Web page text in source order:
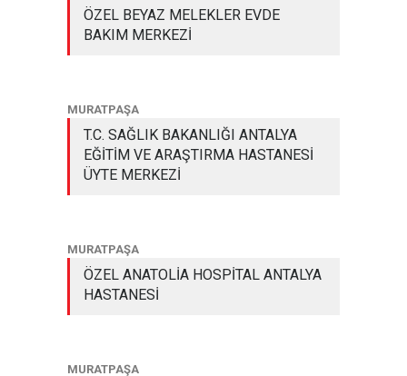
ÖZEL BEYAZ MELEKLER EVDE
BAKIM MERKEZİ
MURATPAŞA
T.C. SAĞLIK BAKANLIĞI ANTALYA
EĞİTİM VE ARAŞTIRMA HASTANESİ
ÜYTE MERKEZİ
MURATPAŞA
ÖZEL ANATOLİA HOSPİTAL ANTALYA
HASTANESİ
MURATPAŞA